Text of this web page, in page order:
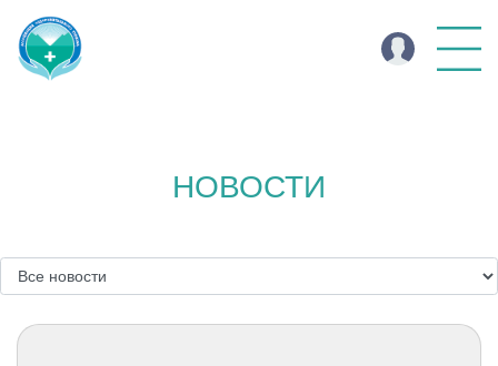
НОВОСТИ